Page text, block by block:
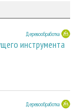
Деревообработка
инструмента
Деревообработка